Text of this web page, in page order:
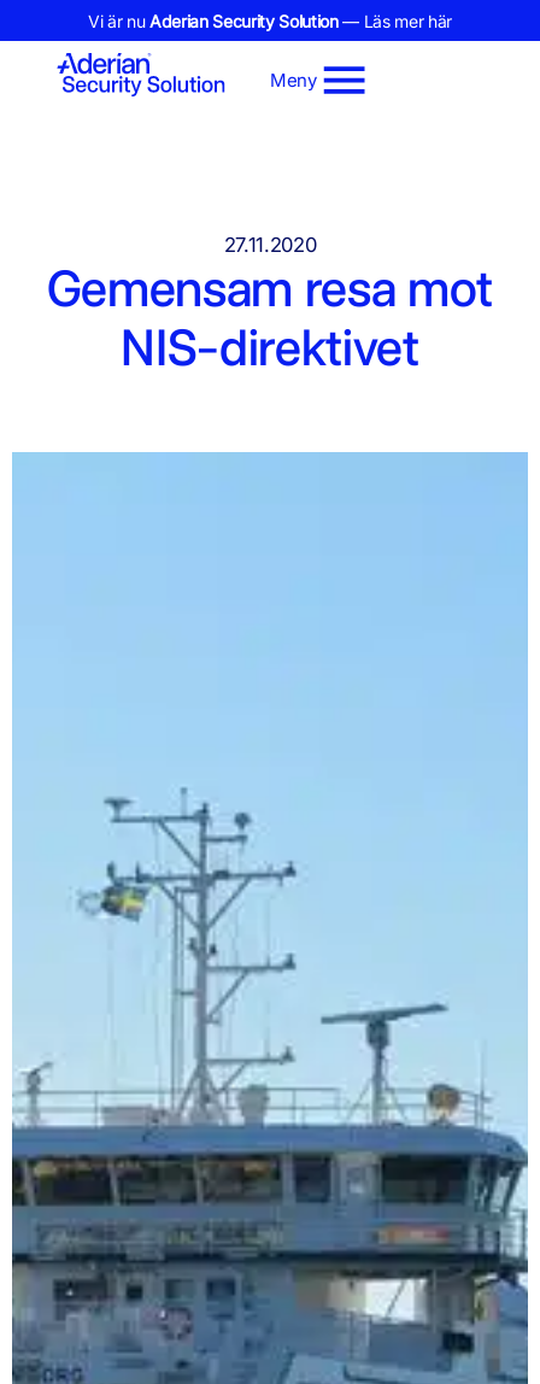
Vi är nuAderian Security Solution— Läs mer här
Meny
27.11.2020
Gemensam resa mot
NIS-direktivet